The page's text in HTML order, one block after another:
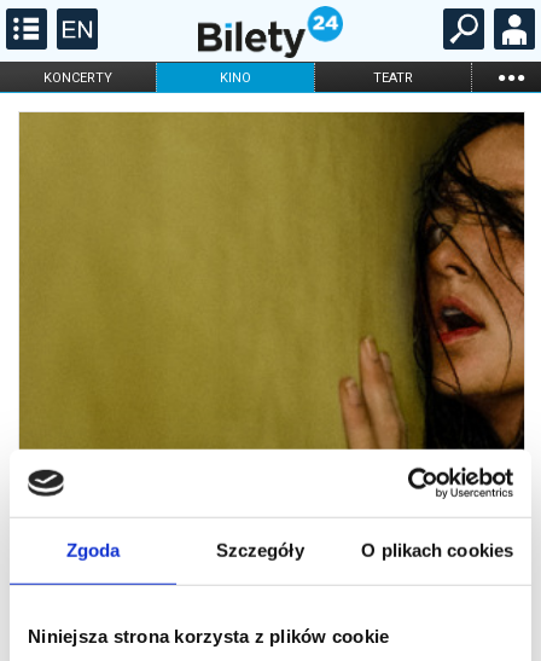
Zgoda Szczegóły O plikach cookies
Niniejsza strona korzysta z plików cookie
KONCERTY KINO TEATR ...
FILHARMONIA OPERA I BALET